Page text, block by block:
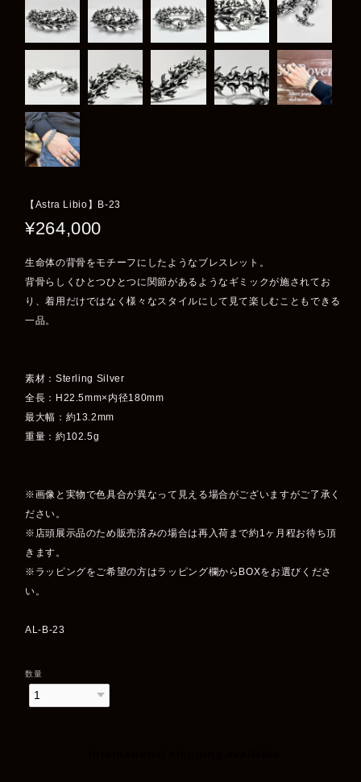
【Astra Libio】B-23
¥264,000
生命体の背骨をモチーフにしたようなブレスレット。
背骨らしくひとつひとつに関節があるようなギミックが施されてお
り、着用だけではなく様々なスタイルにして見て楽しむこともできる
一品。
素材：Sterling Silver
全長：H22.5mm×内径180mm
最大幅：約13.2mm
重量：約102.5g
※画像と実物で色具合が異なって見える場合がございますがご了承く
ださい。
※店頭展示品のため販売済みの場合は再入荷まで約1ヶ月程お待ち頂
きます。
※ラッピングをご希望の方はラッピング欄からBOXをお選びくださ
い。
AL-B-23
数量